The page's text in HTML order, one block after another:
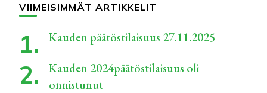
VIIMEISIMMÄT ARTIKKELIT
Kauden päätöstilaisuus 27.11.2025
Kauden 2024päätöstilaisuus oli
onnistunut